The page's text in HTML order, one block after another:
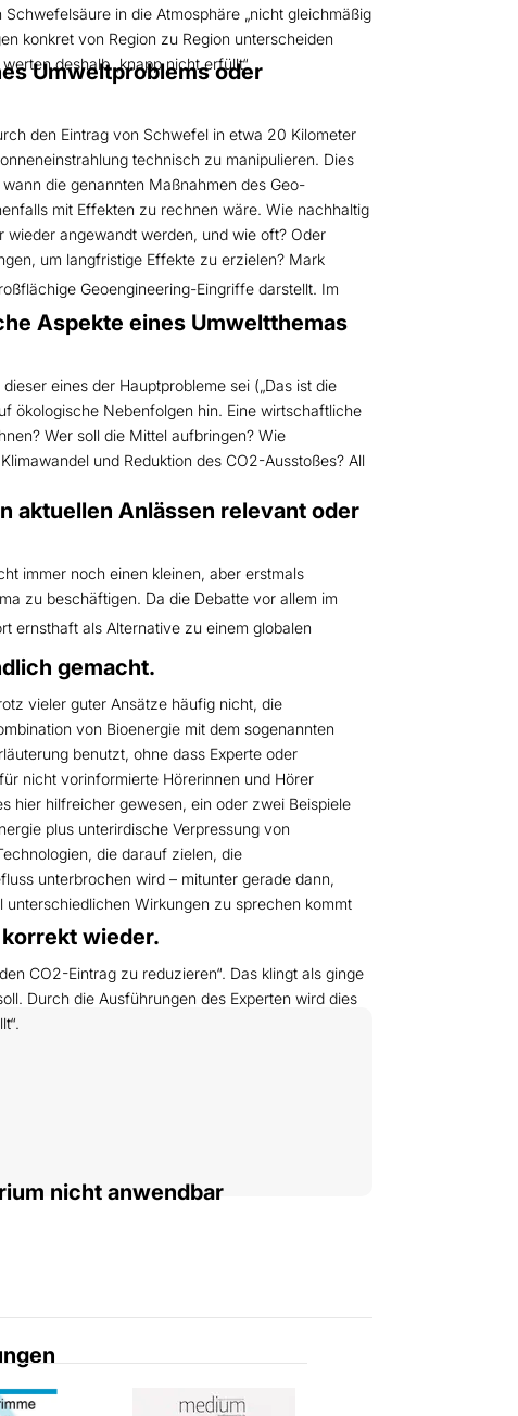
in die Atmosphäre „nicht gleichmäßig
konkret von Region zu Region unterscheiden
deshalb „knapp nicht erfüllt“.
Umweltproblems oder
den Eintrag von Schwefel in etwa 20 Kilometer
technisch zu manipulieren. Dies
die genannten Maßnahmen des Geo-
mit Effekten zu rechnen wäre. Wie nachhaltig
angewandt werden, und wie oft? Oder
um langfristige Effekte zu erzielen? Mark
Geoengineering-Eingriffe darstellt. Im
Aspekte eines Umweltthemas
eines der Hauptprobleme sei („Das ist die
ökologische Nebenfolgen hin. Eine wirtschaftliche
Wer soll die Mittel aufbringen? Wie
und Reduktion des CO2-Ausstoßes? All
aktuellen Anlässen relevant oder
immer noch einen kleinen, aber erstmals
zu beschäftigen. Da die Debatte vor allem im
ernsthaft als Alternative zu einem globalen
gemacht.
vieler guter Ansätze häufig nicht, die
von Bioenergie mit dem sogenannten
benutzt, ohne dass Experte oder
nicht vorinformierte Hörerinnen und Hörer
hier hilfreicher gewesen, ein oder zwei Beispiele
plus unterirdische Verpressung von
die darauf zielen, die
unterbrochen wird – mitunter gerade dann,
Wirkungen zu sprechen kommt
korrekt wieder.
CO2-Eintrag zu reduzieren“. Das klingt als ginge
Durch die Ausführungen des Experten wird dies
nicht anwendbar